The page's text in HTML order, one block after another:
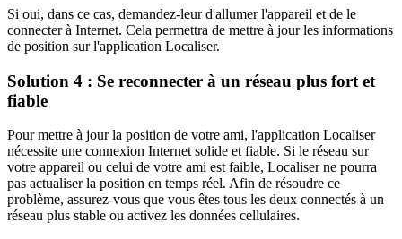
Si oui, dans ce cas, demandez-leur d'allumer l'appareil et de le
connecter à Internet. Cela permettra de mettre à jour les informations
de position sur l'application Localiser.
Solution 4 : Se reconnecter à un réseau plus fort et
fiable
Pour mettre à jour la position de votre ami, l'application Localiser
nécessite une connexion Internet solide et fiable. Si le réseau sur
votre appareil ou celui de votre ami est faible, Localiser ne pourra
pas actualiser la position en temps réel. Afin de résoudre ce
problème, assurez-vous que vous êtes tous les deux connectés à un
réseau plus stable ou activez les données cellulaires.